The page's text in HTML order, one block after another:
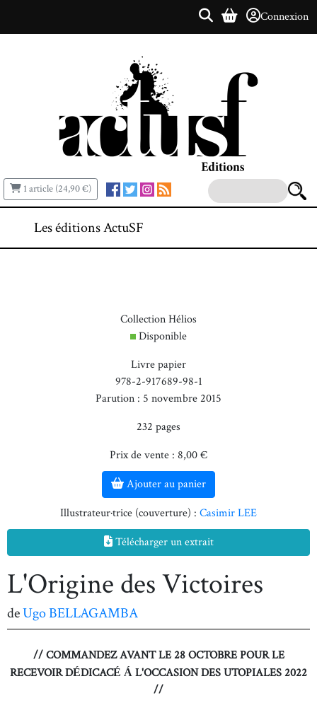
Connexion
1 article (24,90 €)
Les éditions ActuSF
Collection Hélios
Disponible
Livre papier
978-2-917689-98-1
Parution : 5 novembre 2015
232 pages
Prix de vente : 8,00 €
Ajouter au panier
Illustrateur·trice (couverture) : Casimir LEE
Télécharger un extrait
L'Origine des Victoires
deUgo BELLAGAMBA
// COMMANDEZ AVANT LE 28 OCTOBRE POUR LE
RECEVOIR DÉDICACÉ Á L'OCCASION DES UTOPIALES 2022
//